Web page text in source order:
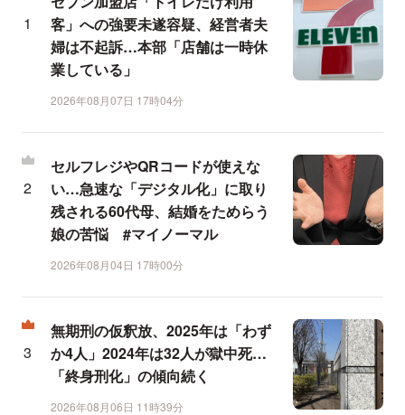
客」への強要未遂容疑、経営者夫
婦は不起訴…本部「店舗は一時休
業している」
2026年08月07日 17時04分
セルフレジやQRコードが使えな
い…急速な「デジタル化」に取り
残される60代母、結婚をためらう
娘の苦悩 #マイノーマル
2026年08月04日 17時00分
無期刑の仮釈放、2025年は「わず
か4人」2024年は32人が獄中死…
「終身刑化」の傾向続く
2026年08月06日 11時39分